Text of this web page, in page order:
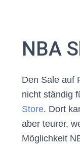
NBA
Den Sale auf
nicht ständig
Store. Dort
aber teurer,
Möglichkeit